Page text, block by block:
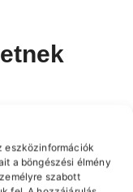
eszközinformációk
a böngészési élmény
szabott